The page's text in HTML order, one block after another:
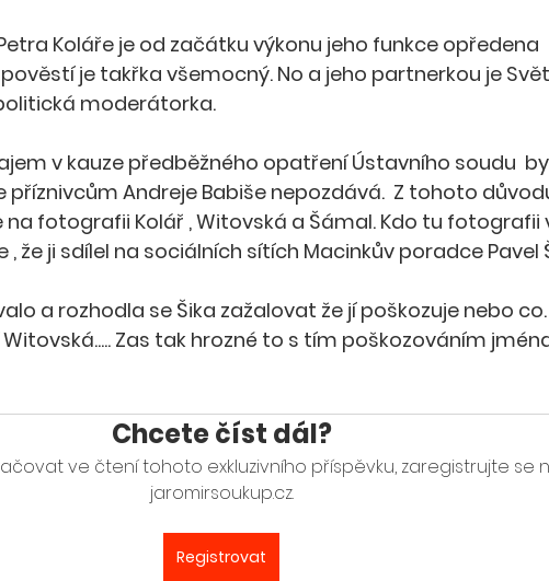
Koláře je od začátku výkonu jeho funkce opředena
je takřka všemocný. No a jeho partnerkou je
moderátorka.
v kauze předběžného opatření Ústavního soudu
příznivcům Andreje Babiše nepozdává.  Z tohoto
na fotografii Kolář , Witovská a Šámal. Kdo tu fotografii
, že ji sdílel na sociálních sítích Macinkův poradce Pavel
a rozhodla se Šika zažalovat že jí poškozuje nebo
Zas tak hrozné to s tím poškozováním
Chcete číst dál?
ve čtení tohoto exkluzivního příspěvku, zaregistrujte se
jaromirsoukup.cz.
Registrovat